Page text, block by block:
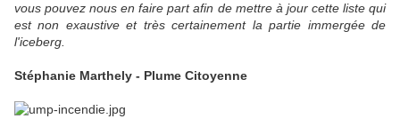
vous pouvez nous en faire part afin de mettre à jour cette liste qui
est non exaustive et très certainement la partie immergée de
l'iceberg.
Stéphanie Marthely - Plume Citoyenne